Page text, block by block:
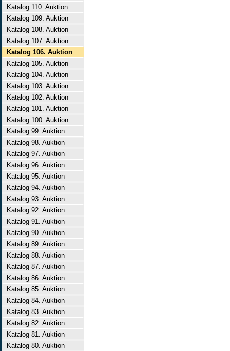
Katalog 110. Auktion
Katalog 109. Auktion
Katalog 108. Auktion
Katalog 107. Auktion
Katalog 106. Auktion
Katalog 105. Auktion
Katalog 104. Auktion
Katalog 103. Auktion
Katalog 102. Auktion
Katalog 101. Auktion
Katalog 100. Auktion
Katalog 99. Auktion
Katalog 98. Auktion
Katalog 97. Auktion
Katalog 96. Auktion
Katalog 95. Auktion
Katalog 94. Auktion
Katalog 93. Auktion
Katalog 92. Auktion
Katalog 91. Auktion
Katalog 90. Auktion
Katalog 89. Auktion
Katalog 88. Auktion
Katalog 87. Auktion
Katalog 86. Auktion
Katalog 85. Auktion
Katalog 84. Auktion
Katalog 83. Auktion
Katalog 82. Auktion
Katalog 81. Auktion
Katalog 80. Auktion